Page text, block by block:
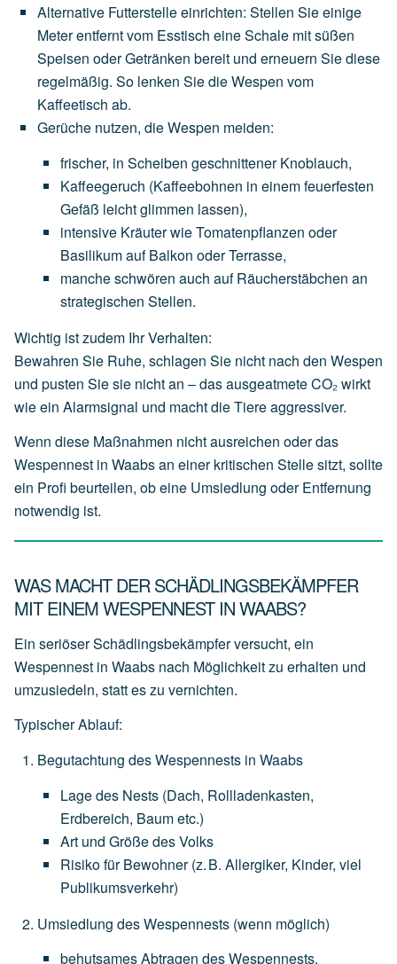
Alternative Futterstelle einrichten: Stellen Sieeinige
Meterentferntvom Esstisch eineSchale mitsüßen
Speisen oderGetränken bereit und erneuern Siediese
regelmäßig. So lenken SiedieWespen vom
Kaffeetisch ab.
Gerüche nutzen, die Wespen meiden:
frischer, in Scheiben geschnittener Knoblauch,
Kaffeegeruch (Kaffeebohnen in einemfeuerfesten
Gefäß leichtglimmen lassen),
intensive KräuterwieTomatenpflanzen oder
Basilikumauf Balkon oderTerrasse,
mancheschwören auch auf Räucherstäbchen an
strategischen Stellen.
Wichtig ist zudem Ihr Verhalten:
Bewahren Sie Ruhe, schlagen Sie nicht nach den Wespen
und pusten Sie sie nicht an – das ausgeatmete CO₂ wirkt
wie ein Alarmsignal und macht die Tiere aggressiver.
Wenn diese Maßnahmen nicht ausreichen oder das
Wespennest in Waabs an einer kritischen Stelle sitzt, sollte
ein Profi beurteilen, ob eine Umsiedlung oder Entfernung
notwendig ist.
WAS MACHT DER SCHÄDLINGSBEKÄMPFER
MIT EINEM WESPENNEST IN WAABS?
Ein seriöser Schädlingsbekämpfer versucht, ein
Wespennest in Waabs nach Möglichkeit zu erhalten und
umzusiedeln, statt es zu vernichten.
Typischer Ablauf:
Begutachtung des Wespennests in Waabs
Lagedes Nests (Dach, Rollladenkasten,
Erdbereich, Baumetc.)
Art und GrößedesVolks
Risikofür Bewohner (z.B. Allergiker, Kinder, viel
Publikumsverkehr)
Umsiedlung des Wespennests (wenn möglich)
behutsamesAbtragen desWespennests,